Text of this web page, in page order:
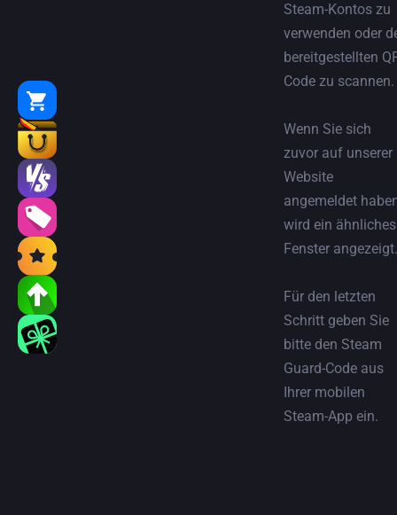
Steam-Kontos zu
verwenden oder
bereitgestellten
Code zu scannen.
Wenn Sie sich
zuvor auf unserer
Website
angemeldet
wird ein ähnliches
Fenster angezeigt.
Für den letzten
Schritt geben Sie
bitte den Steam
Guard-Code aus
Ihrer mobilen
Steam-App ein.